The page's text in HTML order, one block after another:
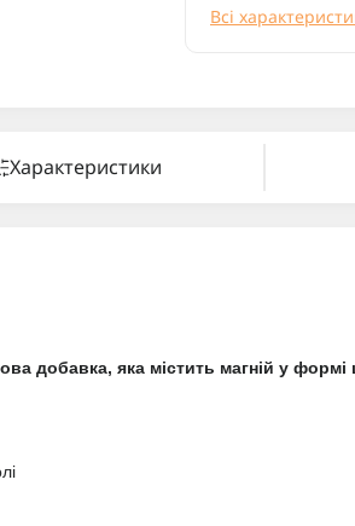
Всі
Характеристики
добавка, яка містить магній у формі